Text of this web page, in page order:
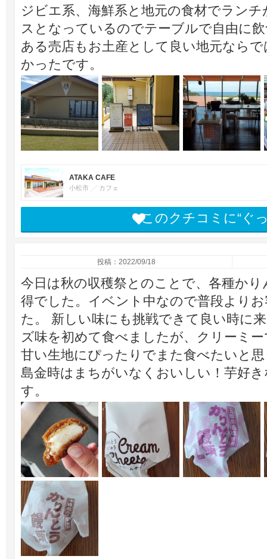
ジビエ系、海鮮系と地元の食材でラン
スとなっているのでテーブルで自由に
ある売店もお土産として良い地元なら
かったです。
ATAKA CAFE
小松市 カフェ
このクチコミに“ぐ
投稿：2022/09/18
今日は秋の収穫祭とのことで、各種か
得でした。イベント中なので普段より
た。 新しい味にも挑戦できて良い時に
ズ味を初めて食べましたが、クリーミ
甘い生地にぴったりでまた食べたいと
島金時はまちがいなくおいしい！芋好
す。